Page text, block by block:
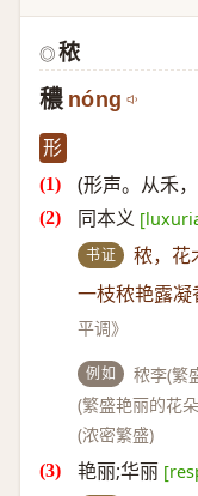
◎ 秾
穠 nóng
形
(形声。从禾
同本义
书证 秾，花
一枝秾艳露凝
平调》
例如
秾李(繁
(繁盛艳丽的花
(浓密繁盛)
艳丽;华丽